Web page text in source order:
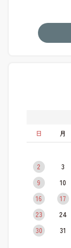
日
月
2
3
9
10
16
17
23
24
30
31